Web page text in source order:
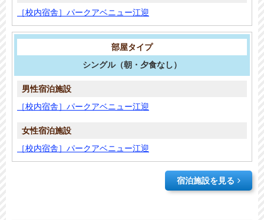
［校内宿舎］パークアベニュー江迎
シングル（朝・夕食なし）
［校内宿舎］パークアベニュー江迎
［校内宿舎］パークアベニュー江迎
宿泊施設を見る